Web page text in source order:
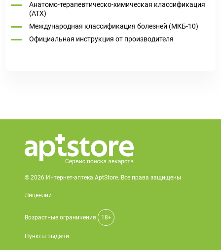
Анатомо-терапевтическо-химическая классификация
(ATX)
Международная классификация болезней (МКБ-10)
Официальная инструкция от производителя
© 2026 Интернет-аптека AptStore. Все права защищены
Лицензии
Возрастные ограничения 18+
Пункты выдачи